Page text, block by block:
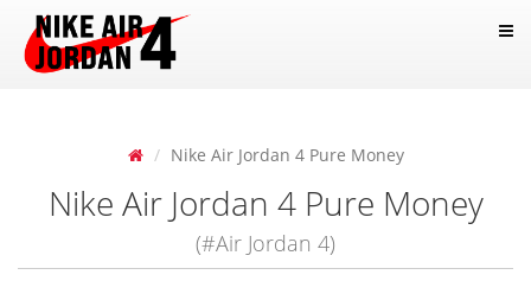
Nike Air Jordan 4 Pure Money
Nike Air Jordan 4 Pure Money
(#Air Jordan 4)